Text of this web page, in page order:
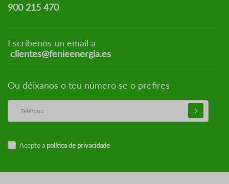
900 215 470
Escríbenos un email a
clientes@fenieenergia.es
Ou déixanos o teu número se o prefires
Acepto a política de privacidade